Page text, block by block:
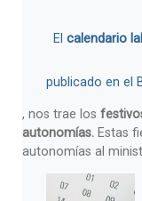
Elcalendario
publicado en el
, nos trae los
autonomías.Estas
autonomías al